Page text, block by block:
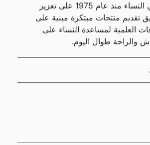
تساعد كيرفري النساء منذ عام 1975 على تعزيز
تقديم منتجات مبتكرة مبنية على
العلمية لمساعدة النساء على
والراحة طوال اليوم.